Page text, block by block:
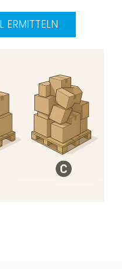
ERMITTELN